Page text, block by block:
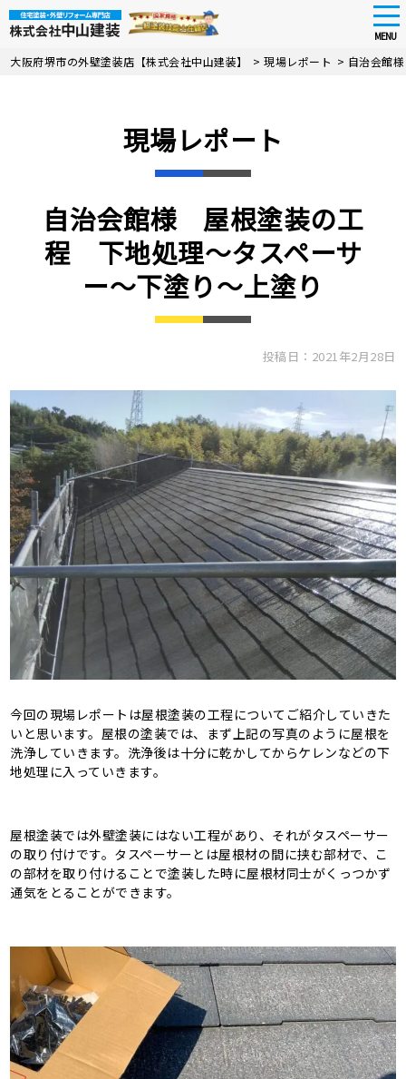
Skip
MENU
大阪府堺市の外壁塗装店【株式会社中山建装】 >現場レポート > 自治会館
現場レポート
自治会館様 屋根塗装の工
程 下地処理〜タスペーサ
ー〜下塗り〜上塗り
投稿日：2021年2月28日
今回の現場レポートは屋根塗装の工程についてご紹介していきた
いと思います。屋根の塗装では、まず上記の写真のように屋根を
洗浄していきます。洗浄後は十分に乾かしてからケレンなどの下
地処理に入っていきます。
屋根塗装では外壁塗装にはない工程があり、それがタスペーサー
の取り付けです。タスペーサーとは屋根材の間に挟む部材で、こ
の部材を取り付けることで塗装した時に屋根材同士がくっつかず
通気をとることができます。